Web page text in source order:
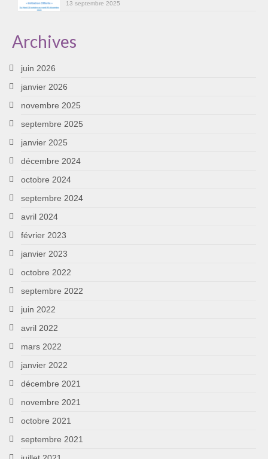
Initiation à la sophrologie « offerte »
Témoignages B
13 septembre 2025
Archives
juin 2026
janvier 2026
novembre 2025
septembre 2025
janvier 2025
décembre 2024
octobre 2024
septembre 2024
avril 2024
février 2023
janvier 2023
octobre 2022
septembre 2022
juin 2022
avril 2022
mars 2022
janvier 2022
décembre 2021
novembre 2021
octobre 2021
septembre 2021